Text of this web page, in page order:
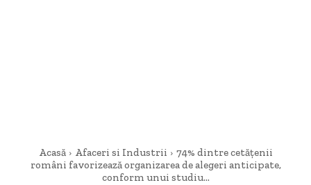
Acasă Afaceri si Industrii
74% dintre cetățenii
români favorizează organizarea de alegeri anticipate,
conform unui studiu...